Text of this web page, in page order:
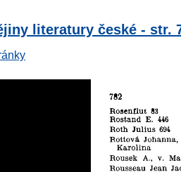
literatury české - str.